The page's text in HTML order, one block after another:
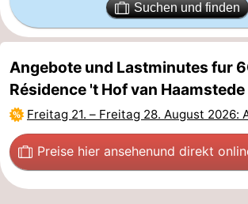
Brouwershaven
-
Bruinisse
-
Natur
Oosterschelde
-
Natur
Walcheren
Suchen und finden
Angebote und Lastminutes fur
Résidence 't Hof van Haamstede
Freitag 21. – Freitag 28. August 2026:
Preise hier ansehenund direkt